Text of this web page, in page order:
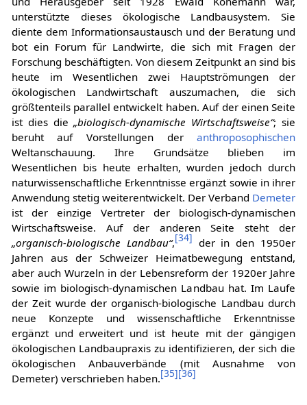
unterstützte dieses ökologische Landbausystem. Sie
diente dem Informationsaustausch und der Beratung und
bot ein Forum für Landwirte, die sich mit Fragen der
Forschung beschäftigten. Von diesem Zeitpunkt an sind bis
heute im Wesentlichen zwei Hauptströmungen der
ökologischen Landwirtschaft auszumachen, die sich
größtenteils parallel entwickelt haben. Auf der einen Seite
ist dies die„biologisch-dynamische Wirtschaftsweise“; sie
beruht auf Vorstellungen deranthroposophischen
Weltanschauung. Ihre Grundsätze blieben im
Wesentlichen bis heute erhalten, wurden jedoch durch
naturwissenschaftliche Erkenntnisse ergänzt sowie in ihrer
Anwendung stetig weiterentwickelt. Der Verband Demeter
ist der einzige Vertreter der biologisch-dynamischen
Wirtschaftsweise. Auf der anderen Seite steht der
„organisch-biologische Landbau“,[34] der in den 1950er
Jahren aus der Schweizer Heimatbewegung entstand,
aber auch Wurzeln in der Lebensreform der 1920er Jahre
sowie im biologisch-dynamischen Landbau hat. Im Laufe
der Zeit wurde der organisch-biologische Landbau durch
neue Konzepte und wissenschaftliche Erkenntnisse
ergänzt und erweitert und ist heute mit der gängigen
ökologischen Landbaupraxis zu identifizieren, der sich die
ökologischen Anbauverbände (mit Ausnahme von
Demeter) verschrieben haben.[35][36]